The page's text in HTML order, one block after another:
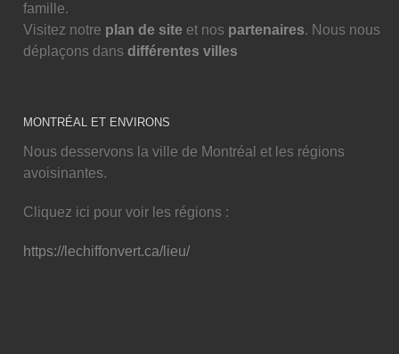
famille.
Visitez notre plan de site et nos partenaires. Nous nous
déplaçons dansdifférentes villes
MONTRÉAL ET ENVIRONS
Nous desservons la ville de Montréal et les régions
avoisinantes.
Cliquez ici pour voir les régions :
https://lechiffonvert.ca/lieu/